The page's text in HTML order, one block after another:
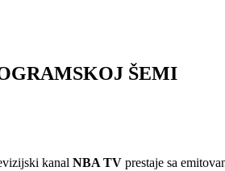
ŠEMI
kanal NBA TV prestaje sa